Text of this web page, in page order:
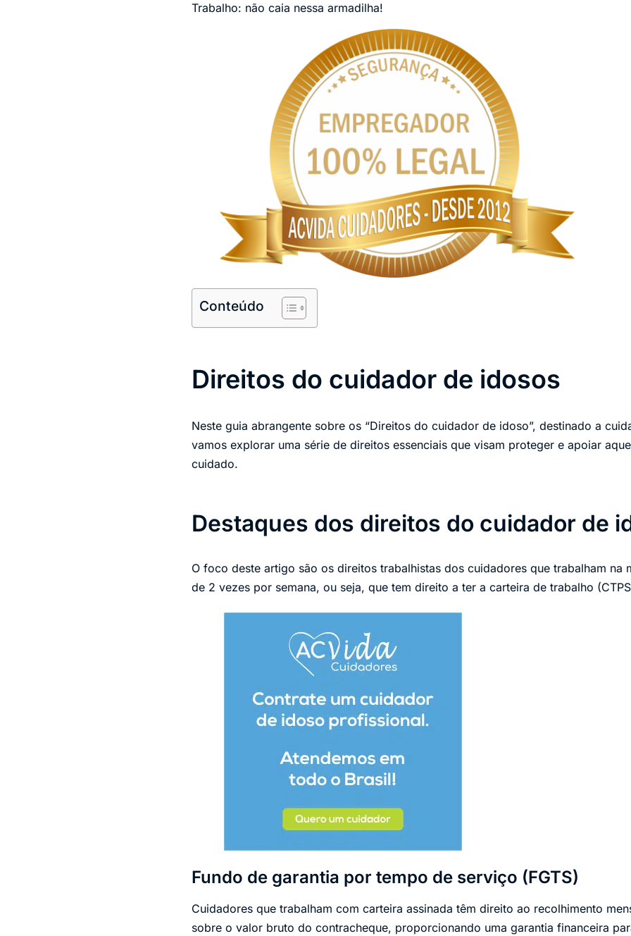
Trabalho: não caia nessa armadilha!
Conteúdo
Direitos do cuidador de idosos
Neste guia abrangente sobre os “Direitos do cuidador de idoso”, destinado a
vamos explorar uma série de direitos essenciais que visam proteger e apoiar
cuidado.
Destaques dos direitos do cuidador de
O foco deste artigo são os direitos trabalhistas dos cuidadores que trabalham na
de 2 vezes por semana, ou seja, que tem direito a ter a carteira de trabalho
Fundo de garantia por tempo de serviço (FGTS)
Cuidadores que trabalham com carteira assinada têm direito ao recolhimento
sobre o valor bruto do contracheque, proporcionando uma garantia financeira